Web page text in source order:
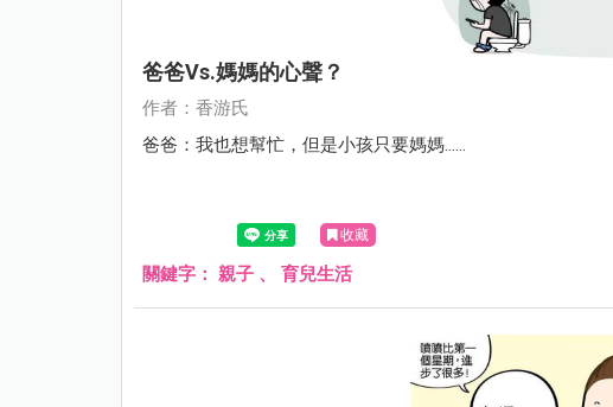
爸爸vs.媽媽的心聲？
作者：香游氏
爸爸：我也想幫忙，但是小孩只要媽媽……
收藏
關鍵字： 親子 、 育兒生活